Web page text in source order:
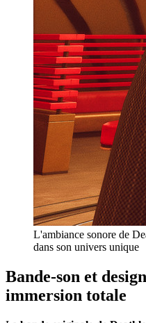
L'ambiance sonore de
dans son univers unique
Bande-son et
immersion totale